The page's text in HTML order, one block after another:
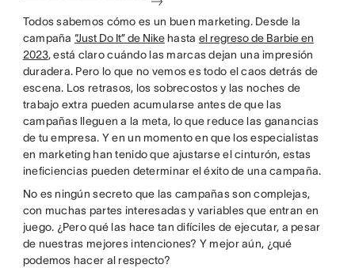
Todos sabemos cómo es un buen marketing. Desde la
campaña “Just Do It” de Nikehasta el regreso de Barbie en
2023, está claro cuándo las marcas dejan una impresión
duradera. Pero lo que no vemos es todo el caos detrás de
escena. Los retrasos, los sobrecostos y las noches de
trabajo extra pueden acumularse antes de que las
campañas lleguen a la meta, lo que reduce las ganancias
de tu empresa. Y en un momento en que los especialistas
en marketing han tenido que ajustarse el cinturón, estas
ineficiencias pueden determinar el éxito de una campaña.
No es ningún secreto que las campañas son complejas,
con muchas partes interesadas y variables que entran en
juego. ¿Pero qué las hace tan difíciles de ejecutar, a pesar
de nuestras mejores intenciones? Y mejor aún, ¿qué
podemos hacer al respecto?